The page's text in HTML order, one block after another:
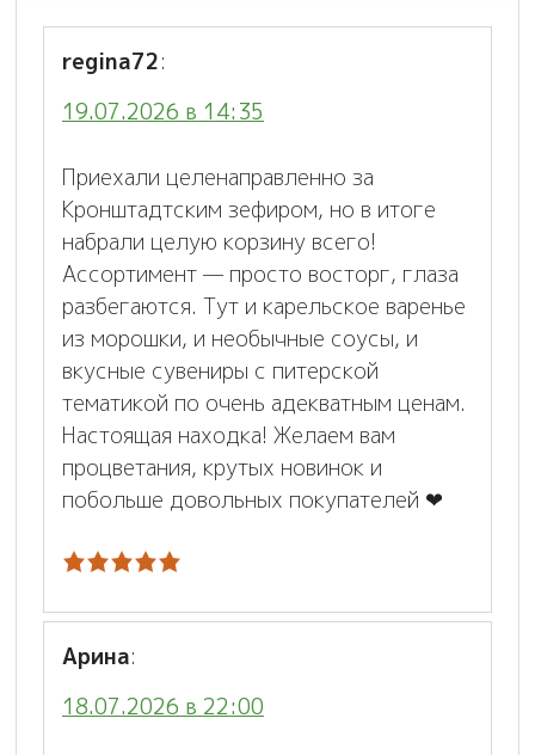
regina72:
19.07.2026 в 14:35
Приехали целенаправленно за
Кронштадтским зефиром, но в итоге
набрали целую корзину всего!
Ассортимент — просто восторг, глаза
разбегаются. Тут и карельское варенье
из морошки, и необычные соусы, и
вкусные сувениры с питерской
тематикой по очень адекватным ценам.
Настоящая находка! Желаем вам
процветания, крутых новинок и
побольше довольных покупателей ❤
Арина:
18.07.2026 в 22:00